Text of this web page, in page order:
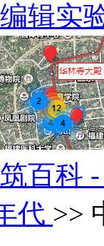
编辑实
百科
代 >>